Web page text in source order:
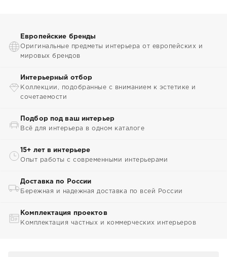
Европейские бренды
Оригинальные предметы интерьера от европейских и
мировых брендов
Интерьерный отбор
Коллекции, подобранные с вниманием к эстетике и
сочетаемости
Подбор под ваш интерьер
Всё для интерьера в одном каталоге
15+ лет в интерьере
Опыт работы с современными интерьерами
Доставка по России
Бережная и надежная доставка по всей России
Комплектация проектов
Комплектация частных и коммерческих интерьеров